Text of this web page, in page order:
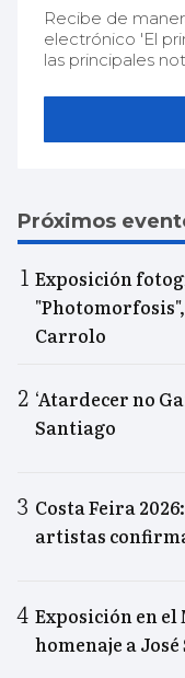
Recibe de
electrónico 'El
las principales
Próximos
Exposición
Carrolo
‘Atardecer no
Santiago
Costa Feira
artistas
Exposición en el
homenaje a